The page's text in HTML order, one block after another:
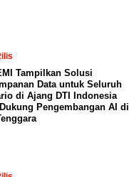
Tampilkan Solusi
Data untuk Seluruh
di Ajang DTI Indonesia
Pengembangan AI di